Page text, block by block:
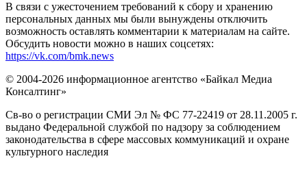
В связи с ужесточением требований к сбору и хранению
персональных данных мы были вынуждены отключить
возможность оставлять комментарии к материалам на сайте.
Обсудить новости можно в наших соцсетях:
https://vk.com/bmk.news
© 2004-2026 информационное агентство «Байкал Медиа
Консалтинг»
Св-во о регистрации СМИ Эл № ФС 77-22419 от 28.11.2005 г.
выдано Федеральной службой по надзору за соблюдением
законодательства в сфере массовых коммуникаций и охране
культурного наследия